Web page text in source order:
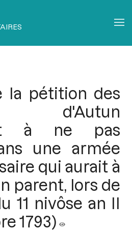
la pétition des
d'Autun
à ne pas
une armée
qui aurait à
parent, lors de
11 nivôse an II
1793)